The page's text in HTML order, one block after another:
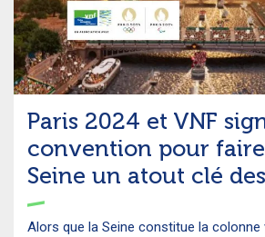
Paris 2024 et VNF
convention pour
Seine un atout clé
Alors que la Seine constitue la colonne